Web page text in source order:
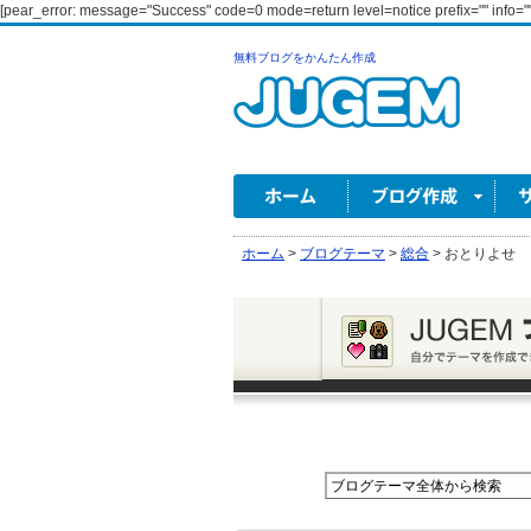
[pear_error: message="Success" code=0 mode=return level=notice prefix=""
無料ブログをかんたん作成
ホーム > ブログテーマ > 総合 > おとりよせ